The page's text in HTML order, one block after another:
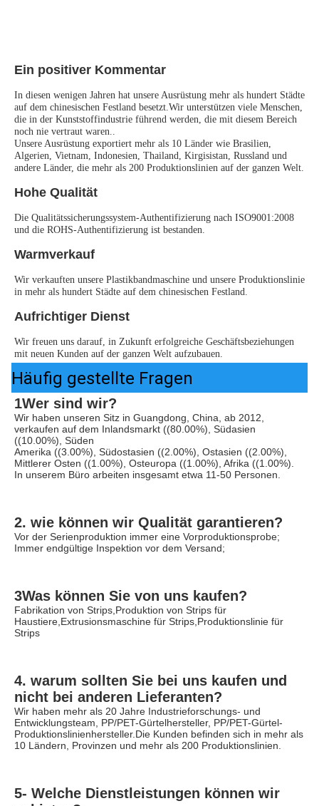
Ein positiver Kommentar
In diesen wenigen Jahren hat unsere Ausrüstung mehr als hundert Städte
auf dem chinesischen Festland besetzt.Wir unterstützen viele Menschen,
die in der Kunststoffindustrie führend werden, die mit diesem Bereich
noch nie vertraut waren..
Unsere Ausrüstung exportiert mehr als 10 Länder wie Brasilien,
Algerien, Vietnam, Indonesien, Thailand, Kirgisistan, Russland und
andere Länder, die mehr als 200 Produktionslinien auf der ganzen Welt.
Hohe Qualität
Die Qualitätssicherungssystem-Authentifizierung nach ISO9001:2008
und die ROHS-Authentifizierung ist bestanden.
Warmverkauf
Wir verkauften unsere Plastikbandmaschine und unsere Produktionslinie
in mehr als hundert Städte auf dem chinesischen Festland.
Aufrichtiger Dienst
Wir freuen uns darauf, in Zukunft erfolgreiche Geschäftsbeziehungen
mit neuen Kunden auf der ganzen Welt aufzubauen.
Häufig gestellte Fragen
1Wer sind wir?
Wir haben unseren Sitz in Guangdong, China, ab 2012,
verkaufen auf dem Inlandsmarkt ((80.00%), Südasien
((10.00%), Süden
Amerika ((3.00%), Südostasien ((2.00%), Ostasien ((2.00%),
Mittlerer Osten ((1.00%), Osteuropa ((1.00%), Afrika ((1.00%).
In unserem Büro arbeiten insgesamt etwa 11-50 Personen.
2. wie können wir Qualität garantieren?
Vor der Serienproduktion immer eine Vorproduktionsprobe;
Immer endgültige Inspektion vor dem Versand;
3Was können Sie von uns kaufen?
Fabrikation von Strips,Produktion von Strips für
Haustiere,Extrusionsmaschine für Strips,Produktionslinie für
Strips
4. warum sollten Sie bei uns kaufen und
nicht bei anderen Lieferanten?
Wir haben mehr als 20 Jahre Industrieforschungs- und
Entwicklungsteam, PP/PET-Gürtelhersteller, PP/PET-Gürtel-
Produktionslinienhersteller.Die Kunden befinden sich in mehr als
10 Ländern, Provinzen und mehr als 200 Produktionslinien.
5- Welche Dienstleistungen können wir